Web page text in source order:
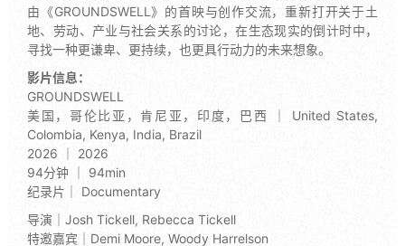
由《GROUNDSWELL》的首映与创作交流，重新打开关于土
地、劳动、产业与社会关系的讨论，在生态现实的倒计时中，
寻找一种更谦卑、更持续，也更具行动力的未来想象。
影片信息：
GROUNDSWELL
美国，哥伦比亚，肯尼亚，印度，巴西 ｜ United States,
Colombia, Kenya, India, Brazil
2026 ｜ 2026
94分钟 ｜ 94min
纪录片｜ Documentary
导演｜Josh Tickell, Rebecca Tickell
特邀嘉宾｜Demi Moore, Woody Harrelson